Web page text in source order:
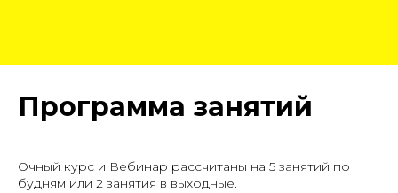
Программа занятий
Очный курс и Вебинар рассчитаны на 5 занятий по
будням или 2 занятия в выходные.